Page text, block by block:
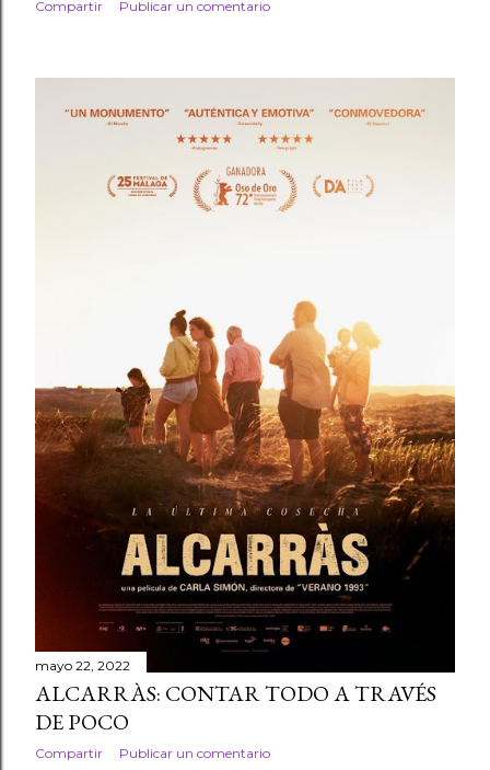
Compartir Publicar un comentario
mayo 22, 2022
ALCARRÀS: CONTAR TODO A TRAVÉS
DE POCO
Compartir Publicar un comentario